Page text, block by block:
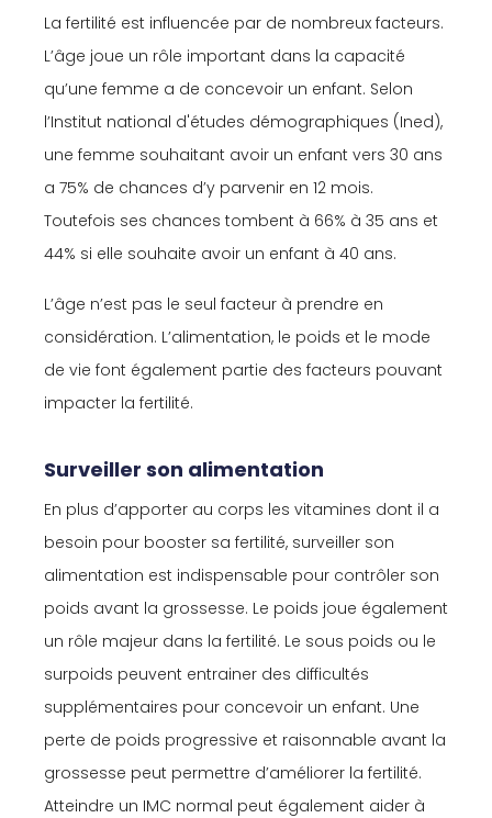
La fertilité est influencée par de nombreux facteurs.
L’âge joue un rôle important dans la capacité
qu’une femme a de concevoir un enfant. Selon
l’Institut national d'études démographiques (Ined),
une femme souhaitant avoir un enfant vers 30 ans
a 75% de chances d’y parvenir en 12 mois.
Toutefois ses chances tombent à 66% à 35 ans et
44% si elle souhaite avoir un enfant à 40 ans.
L’âge n’est pas le seul facteur à prendre en
considération. L’alimentation, le poids et le mode
de vie font également partie des facteurs pouvant
impacter la fertilité.
Surveiller son alimentation
En plus d’apporter au corps les vitamines dont il a
besoin pour booster sa fertilité, surveiller son
alimentation est indispensable pour contrôler son
poids avant la grossesse. Le poids joue également
un rôle majeur dans la fertilité. Le sous poids ou le
surpoids peuvent entrainer des difficultés
supplémentaires pour concevoir un enfant. Une
perte de poids progressive et raisonnable avant la
grossesse peut permettre d’améliorer la fertilité.
Atteindre un IMC normal peut également aider à